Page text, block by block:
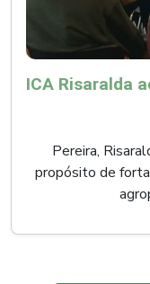
Pereira,
propósito de